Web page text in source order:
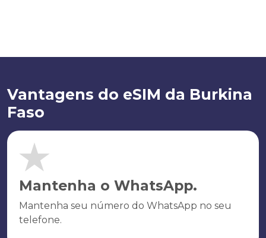
Vantagens do eSIM da Burkina
Faso
Mantenha o WhatsApp.
Mantenha seu número do WhatsApp no seu
telefone.